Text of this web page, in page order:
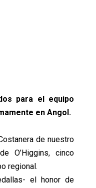
para el equipo
en Angol.
de nuestro
O’Higgins, cinco
regional.
el honor de